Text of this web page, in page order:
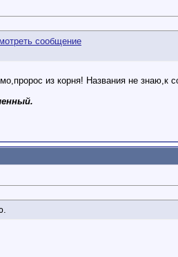
из корня! Названия не знаю,к